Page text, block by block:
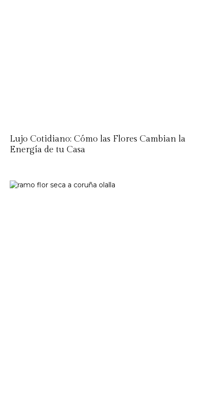
Lujo Cotidiano: Cómo las Flores Cambian la
Energía de tu Casa